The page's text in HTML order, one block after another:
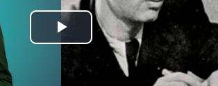
Play
Video